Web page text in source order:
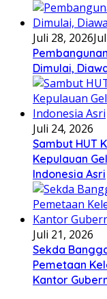
Juli 28, 2026
Dimulai,
Juli 24, 2026
Sambut HUT
Kepulauan
Indonesia Asri
Juli 21, 2026
Sekda
Pemetaan
Kantor